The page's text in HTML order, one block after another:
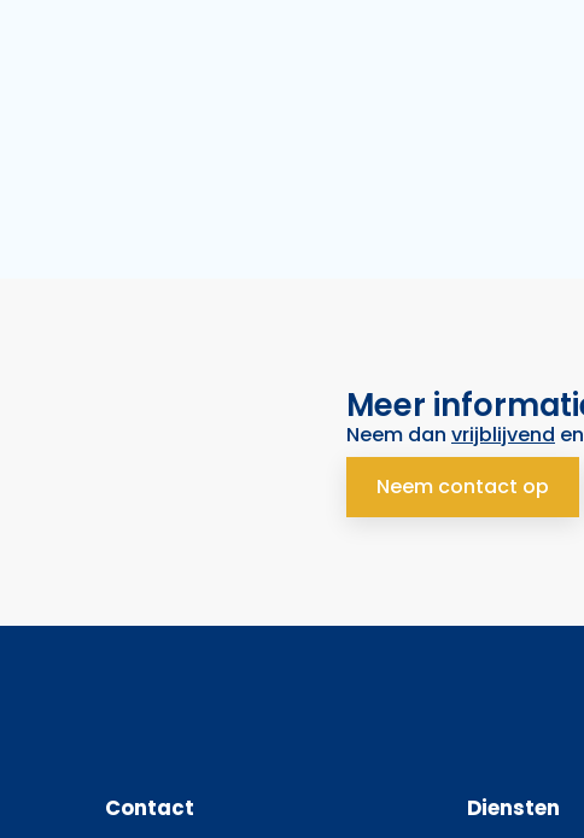
Meer
Neem dan vrijblijvend en
Neem contact op
Contact Diensten